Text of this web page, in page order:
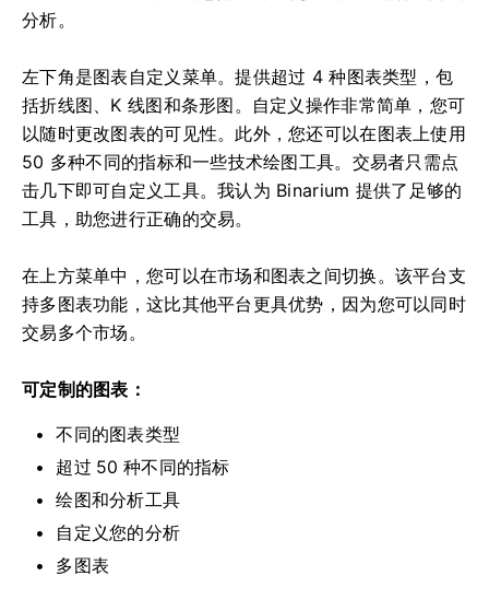
分析。
左下角是图表自定义菜单。提供超过 4 种图表类型，包
括折线图、K 线图和条形图。自定义操作非常简单，您可
以随时更改图表的可见性。此外，您还可以在图表上使用
50 多种不同的指标和一些技术绘图工具。交易者只需点
击几下即可自定义工具。我认为 Binarium 提供了足够的
工具，助您进行正确的交易。
在上方菜单中，您可以在市场和图表之间切换。该平台支
持多图表功能，这比其他平台更具优势，因为您可以同时
交易多个市场。
可定制的图表：
不同的图表类型
超过 50 种不同的指标
绘图和分析工具
自定义您的分析
多图表